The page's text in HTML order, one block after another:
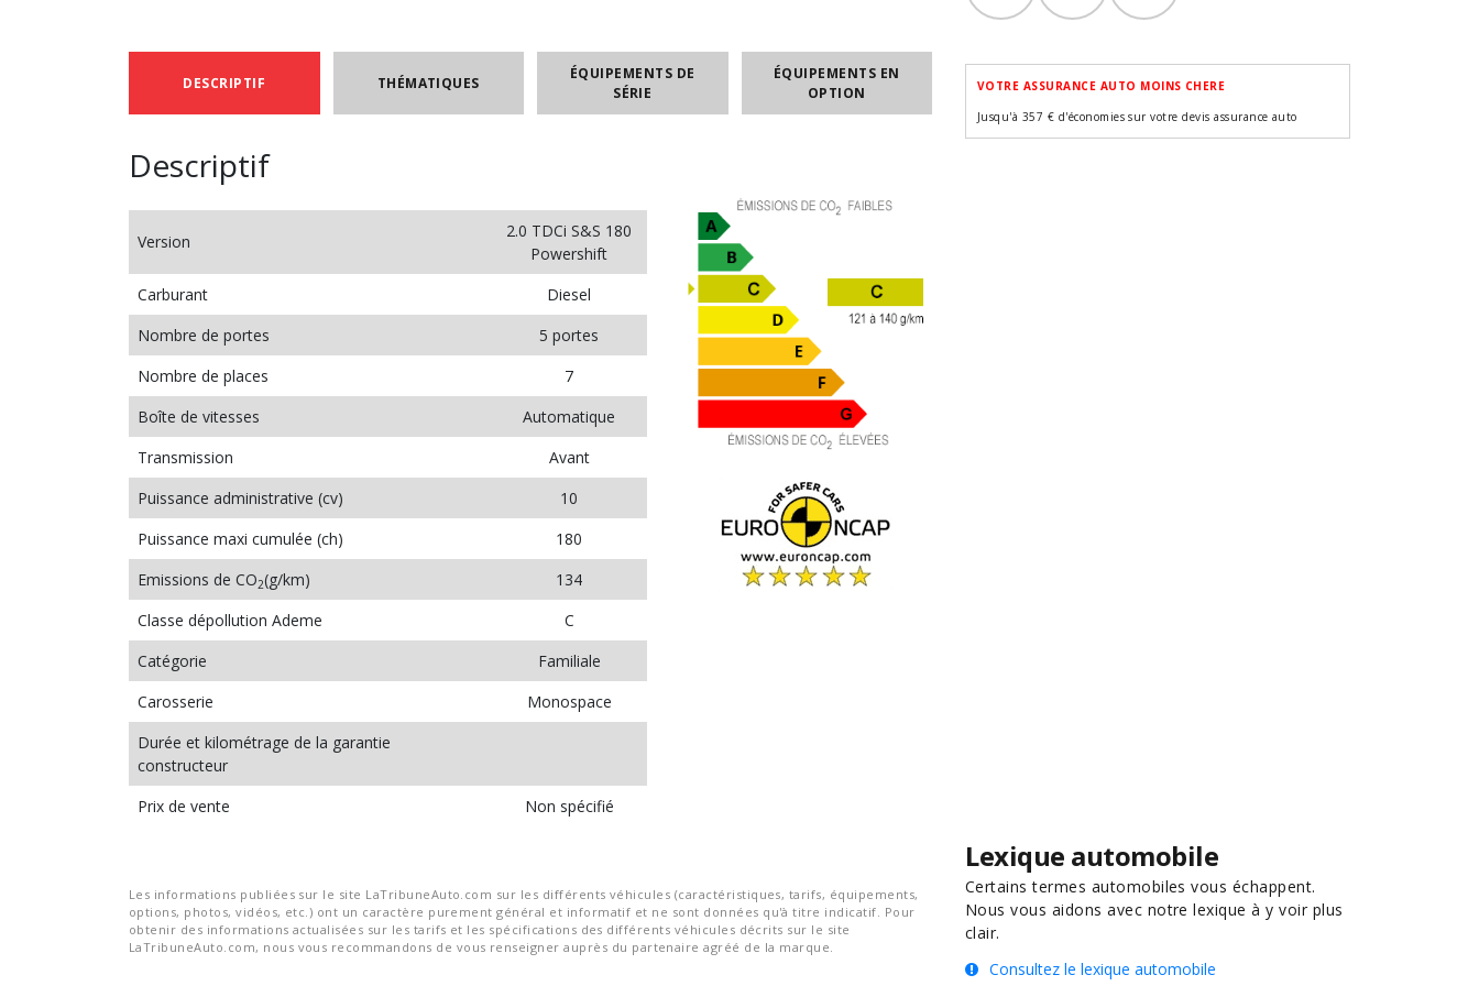
DESCRIPTIF THÉMATIQUES
ÉQUIPEMENTS DE
SÉRIE
ÉQUIPEMENTS EN
OPTION
Descriptif
Version
2.0 TDCi S&S 180
Powershift
Carburant
Diesel
Nombre de portes
5 portes
Nombre de places
7
Boîte de vitesses
Automatique
Transmission
Avant
Puissance administrative (cv)
10
Puissance maxi cumulée (ch)
180
Emissions de CO2(g/km)
134
Classe dépollution Ademe
C
Catégorie
Familiale
Carosserie
Monospace
Durée et kilométrage de la garantie
constructeur
Prix de vente
Non spécifié
Les informations publiées sur le site LaTribuneAuto.com sur les différents véhicules (caractéristiques, tarifs, équipements,
options, photos, vidéos, etc.) ont un caractère purement général et informatif et ne sont données qu'à titre indicatif. Pour
obtenir des informations actualisées sur les tarifs et les spécifications des différents véhicules décrits sur le site
LaTribuneAuto.com, nous vous recommandons de vous renseigner auprès du partenaire agréé de la marque.
VOTRE ASSURANCE AUTO MOINS CHERE
Jusqu'à 357 € d'économies sur votre devis assurance auto
Lexique automobile
Certains termes automobiles vous échappent.
Nous vous aidons avec notre lexique à y voir plus
clair.
Consultez le lexique automobile